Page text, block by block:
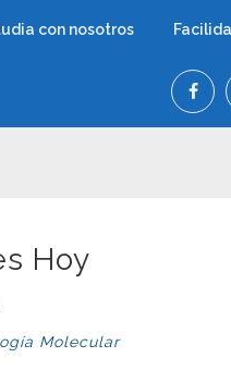
con nosotros
Hoy
Molecular